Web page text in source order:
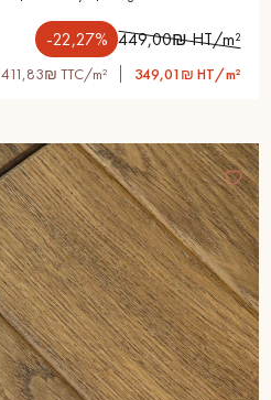
-22,27% 449,00₪ HT/m²
411,83₪ TTC/m² 349,01₪ HT/m²